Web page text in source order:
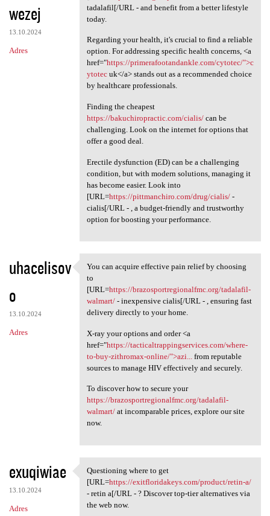
wezej
13.10.2024
Adres
tadalafil[/URL - and benefit from a better lifestyle
today.
Regarding your health, it's crucial to find a reliable
option. For addressing specific health concerns, <a
href="https://primerafootandankle.com/cytotec/">c
ytotecuk</a> stands out as a recommended choice
by healthcare professionals.
Finding the cheapest
https://bakuchiropractic.com/cialis/can be
challenging. Look on the internet for options that
offer a good deal.
Erectile dysfunction (ED) can be a challenging
condition, but with modern solutions, managing it
has become easier. Look into
[URL=https://pittmanchiro.com/drug/cialis/-
cialis[/URL - , a budget-friendly and trustworthy
option for boosting your performance.
uhacelisov
o
13.10.2024
Adres
You can acquire effective
You can acquire effective pain relief by choosing
to
[URL=https://brazosportregionalfmc.org/tadalafil-
walmart/- inexpensive cialis[/URL - , ensuring fast
delivery directly to your home.
X-ray your options and order <a
href="https://tacticaltrappingservices.com/where-
to-buy-zithromax-online/">azi...
from reputable
sources to manage HIV effectively and securely.
To discover how to secure your
https://brazosportregionalfmc.org/tadalafil-
walmart/at incomparable prices, explore our site
now.
exuqiwiae
13.10.2024
Adres
Questioning where to get [URL
Questioning where to get
[URL=https://exitfloridakeys.com/product/retin-a/
- retin a[/URL - ? Discover top-tier alternatives via
the web now.